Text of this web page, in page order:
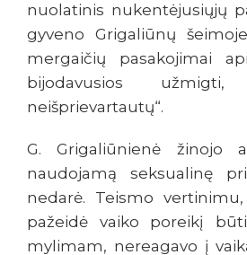
nuolatinis nukentėjusiųjų
gyveno Grigaliūnų
mergaičių pasakojimai
bijodavusios
neišprievartautų“.
G.Grigaliūnienė žinojo
naudojamą seksualinę
nedarė. Teismo
pažeidė vaiko poreikį
mylimam, nereagavo į